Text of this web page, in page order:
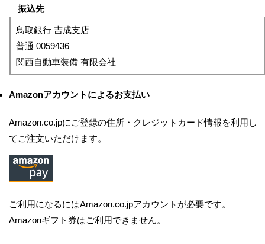
振込先
鳥取銀行 吉成支店
普通 0059436
関西自動車装備 有限会社
Amazonアカウントによるお支払い
Amazon.co.jpにご登録の住所・クレジットカード情報を利用し
てご注文いただけます。
ご利用になるにはAmazon.co.jpアカウントが必要です。
Amazonギフト券はご利用できません。